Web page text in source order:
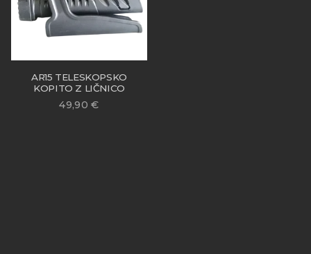
49,90€
AR15 TELESKOPSKO
KOPITO Z LIČNICO